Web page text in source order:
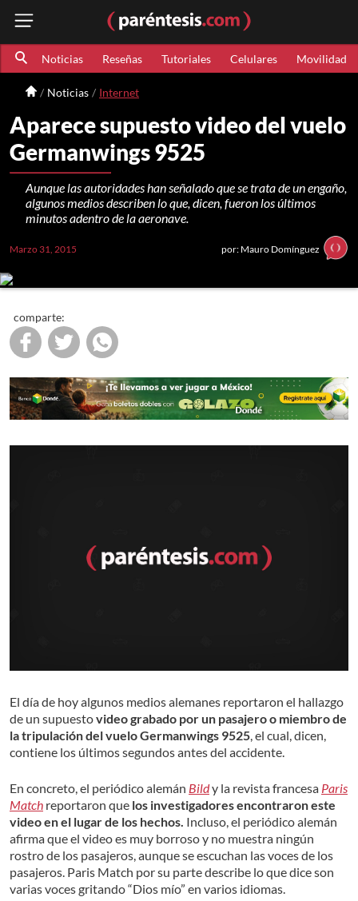
Noticias Reseñas Tutoriales Celulares Movilidad
Noticias Internet
Aparece supuesto video del vuelo
Germanwings 9525
Aunque las autoridades han señalado que se trata de un engaño,
algunos medios describen lo que, dicen, fueron los últimos
minutos adentro de la aeronave.
Marzo 31, 2015 por: Mauro Domínguez
comparte:
El día de hoy algunos medios alemanes reportaron el hallazgo
de un supuestovideo grabado por un pasajero o miembro de
la tripulación del vuelo Germanwings 9525, el cual, dicen,
contiene los últimos segundos antes del accidente.
En concreto, el periódico alemán Bildy la revista francesa Paris
Match reportaron que los investigadores encontraron este
video en el lugar de los hechos. Incluso, el periódico alemán
afirma que el video es muy borroso y no muestra ningún
rostro de los pasajeros, aunque se escuchan las voces de los
pasajeros. Paris Match por su parte describe lo que dice son
varias voces gritando “Dios mío” en varios idiomas.